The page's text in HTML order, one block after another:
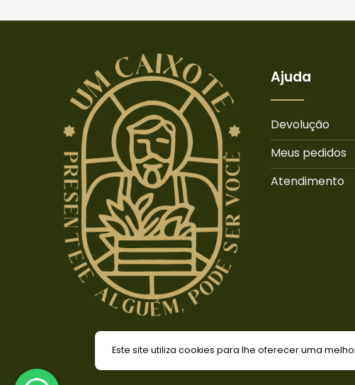
Ajuda
Devolução
Meus pedidos
Atendimento